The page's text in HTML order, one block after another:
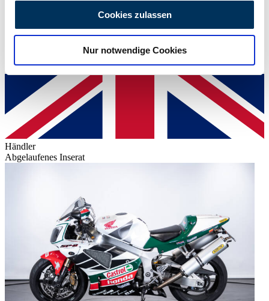
analysieren. Außerdem geben wir Informationen zu Ihrer
Verwendung unserer Website an unsere Partner für
soziale Medien, Werbung und Analysen weiter. Unsere
Partner führen diese Informationen möglicherweise mit
weiteren Daten zusammen, die Sie ihnen bereitgestellt
haben oder die sie im Rahmen Ihrer Nutzung der Dienste
gesammelt haben.
Cookies zulassen
Nur notwendige Cookies
Händler
Abgelaufenes Inserat